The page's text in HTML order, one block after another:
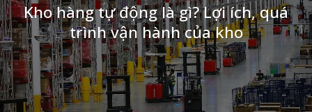
Kho hàng tự động là gì? Lợi ích, quá
trình vận hành của kho